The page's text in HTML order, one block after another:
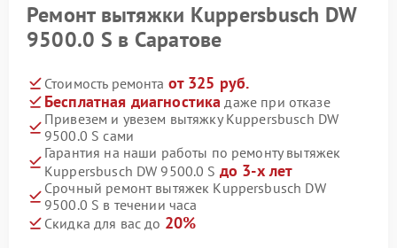
Ремонт вытяжки Kuppersbusch DW
9500.0 S в Саратове
Стоимость ремонта от 325 руб.
Бесплатная диагностика даже при отказе
Привезем и увезем вытяжку Kuppersbusch DW
9500.0 S сами
Гарантия на наши работы по ремонту вытяжек
Kuppersbusch DW 9500.0 S до 3-х лет
Срочный ремонт вытяжек Kuppersbusch DW
9500.0 S в течении часа
Скидка для вас до 20%